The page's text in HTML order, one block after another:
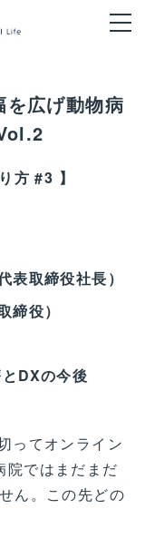
を広げ動物病
方 #3 】
表取締役社長）
締役）
DXの今後
ってオンライン
院ではまだまだ
ん。この先どの